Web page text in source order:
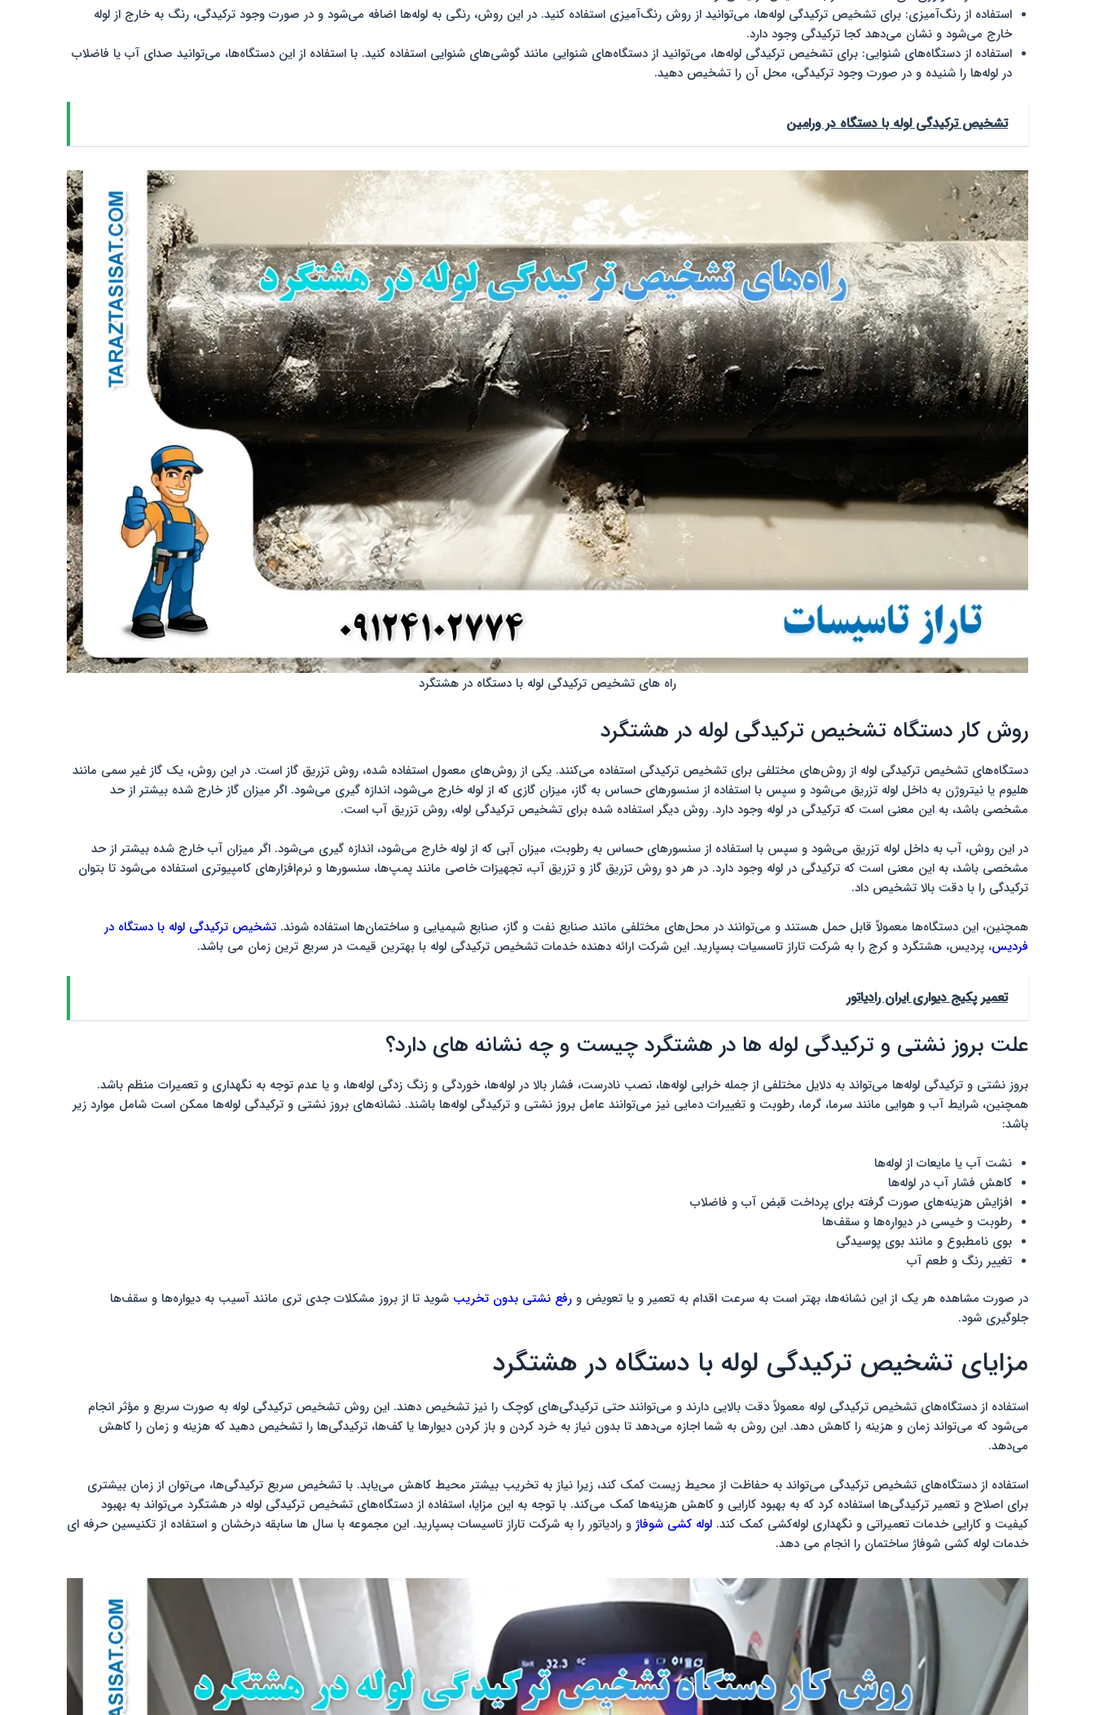
استفاده از رنگ‌آمیزی: برای تشخیص ترکیدگی لوله‌ها، می‌توانید از روش رنگ‌آمیزی استفاده کنید. در این روش، رنگی به لوله‌ها اضافه می‌شود و در صورت وجود ترکیدگی، رنگ به خارج از لوله
خارج می‌شود و نشان می‌دهد کجا ترکیدگی وجود دارد.
استفاده از دستگاه‌های شنوایی: برای تشخیص ترکیدگی لوله‌ها، می‌توانید از دستگاه‌های شنوایی مانند گوشی‌های شنوایی استفاده کنید. با استفاده از این دستگاه‌ها، می‌توانید صدای آب یا فاضلاب
در لوله‌ها را شنیده و در صورت وجود ترکیدگی، محل آن را تشخیص دهید.
تشخیص ترکیدگی لوله با دستگاه در ورامین
راه‌ های تشخیص ترکیدگی لوله با دستگاه در هشتگرد
روش کار دستگاه تشخیص ترکیدگی لوله در هشتگرد
دستگاه‌های تشخیص ترکیدگی لوله از روش‌های مختلفی برای تشخیص ترکیدگی استفاده می‌کنند. یکی از روش‌های معمول استفاده شده، روش تزریق گاز است. در این روش، یک گاز غیر سمی مانند
هلیوم یا نیتروژن به داخل لوله تزریق می‌شود و سپس با استفاده از سنسورهای حساس به گاز، میزان گازی که از لوله خارج می‌شود، اندازه گیری می‌شود. اگر میزان گاز خارج شده بیشتر از حد
مشخصی باشد، به این معنی است که ترکیدگی در لوله وجود دارد. روش دیگر استفاده شده برای تشخیص ترکیدگی لوله، روش تزریق آب است.
در این روش، آب به داخل لوله تزریق می‌شود و سپس با استفاده از سنسورهای حساس به رطوبت، میزان آبی که از لوله خارج می‌شود، اندازه گیری می‌شود. اگر میزان آب خارج شده بیشتر از حد
مشخصی باشد، به این معنی است که ترکیدگی در لوله وجود دارد. در هر دو روش تزریق گاز و تزریق آب، تجهیزات خاصی مانند پمپ‌ها، سنسورها و نرم‌افزارهای کامپیوتری استفاده می‌شود تا بتوان
ترکیدگی را با دقت بالا تشخیص داد.
همچنین، این دستگاه‌ها معمولاً قابل حمل هستند و می‌توانند در محل‌های مختلفی مانند صنایع نفت و گاز، صنایع شیمیایی و ساختمان‌ها استفاده شوند. تشخیص ترکیدگی لوله با دستگاه در
فردیس، پردیس، هشتگرد و کرج را به شرکت تاراز تاسسیات بسپارید. این شرکت ارائه دهنده خدمات تشخیص ترکیدگی لوله با بهترین قیمت در سریع ترین زمان می باشد.
تعمیر پکیج دیواری ایران رادیاتور
علت بروز نشتی و ترکیدگی لوله ها در هشتگرد چیست و چه نشانه های دارد؟
بروز نشتی و ترکیدگی لوله‌ها می‌تواند به دلایل مختلفی از جمله خرابی لوله‌ها، نصب نادرست، فشار بالا در لوله‌ها، خوردگی و زنگ زدگی لوله‌ها، و یا عدم توجه به نگهداری و تعمیرات منظم باشد.
همچنین، شرایط آب و هوایی مانند سرما، گرما، رطوبت و تغییرات دمایی نیز می‌توانند عامل بروز نشتی و ترکیدگی لوله‌ها باشند. نشانه‌های بروز نشتی و ترکیدگی لوله‌ها ممکن است شامل موارد زیر
باشد:
نشت آب یا مایعات از لوله‌ها
کاهش فشار آب در لوله‌ها
افزایش هزینه‌های صورت گرفته برای پرداخت قبض آب و فاضلاب
رطوبت و خیسی در دیواره‌ها و سقف‌ها
بوی نامطبوع و مانند بوی پوسیدگی
تغییر رنگ و طعم آب
در صورت مشاهده هر یک از این نشانه‌ها، بهتر است به سرعت اقدام به تعمیر و یا تعویض و رفع نشتی بدون تخریب شوید تا از بروز مشکلات جدی‌ تری مانند آسیب به دیواره‌ها و سقف‌ها
جلوگیری شود.
مزایای تشخیص ترکیدگی لوله با دستگاه در هشتگرد
استفاده از دستگاه‌های تشخیص ترکیدگی لوله معمولاً دقت بالایی دارند و می‌توانند حتی ترکیدگی‌های کوچک را نیز تشخیص دهند. این روش تشخیص ترکیدگی لوله به صورت سریع و مؤثر انجام
می‌شود که می‌تواند زمان و هزینه را کاهش دهد. این روش به شما اجازه می‌دهد تا بدون نیاز به خرد کردن و باز کردن دیوارها یا کف‌ها، ترکیدگی‌ها را تشخیص دهید که هزینه و زمان را کاهش
می‌دهد.
استفاده از دستگاه‌های تشخیص ترکیدگی می‌تواند به حفاظت از محیط زیست کمک کند، زیرا نیاز به تخریب بیشتر محیط کاهش می‌یابد. با تشخیص سریع ترکیدگی‌ها، می‌توان از زمان بیشتری
برای اصلاح و تعمیر ترکیدگی‌ها استفاده کرد که به بهبود کارایی و کاهش هزینه‌ها کمک می‌کند. با توجه به این مزایا، استفاده از دستگاه‌های تشخیص ترکیدگی لوله در هشتگرد می‌تواند به بهبود
کیفیت و کارایی خدمات تعمیراتی و نگهداری لوله‌کشی کمک کند. لوله کشی شوفاژ و رادیاتور را به شرکت تاراز تاسیسات بسپارید. این مجموعه با سال ها سابقه درخشان و استفاده از تکنیسین حرفه ای
خدمات لوله کشی شوفاژ ساختمان را انجام می دهد.